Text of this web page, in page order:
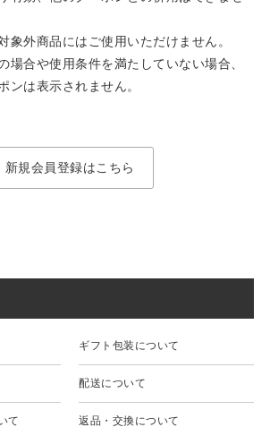
象外商品にはご使用いただけません。
場合や使用条件を満たしていない場合、
ンは表示されません。
新規会員登録はこちら
ギフト包装について
配送について
て 返品・交換について